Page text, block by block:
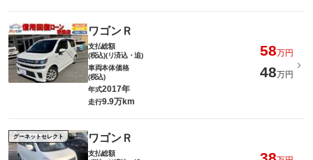
ワゴンＲ
支払総額
(税込)(リ済込・追)
58万円
車両本体価格
(税込)
48万円
年式2017年
走行9.9万km
グーネットセレクト ワゴンＲ
支払総額